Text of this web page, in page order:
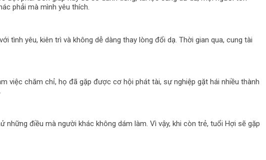
phải mà mình yêu thích.
tình yêu, kiên trì và không dễ dàng thay lòng đổi dạ. Thời gian qua, cung tài
việc chăm chỉ, họ đã gặp được cơ hội phát tài, sự nghiệp gặt hái nhiều thành
điều mà người khác không dám làm. Vì vậy, khi còn trẻ, tuổi Hợi sẽ gặp